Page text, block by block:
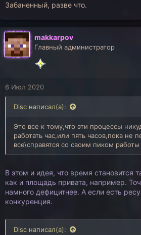
Забаненный, разве что.
makkarpov
Главный администратор
6 Июл 2020
Disc написал(а):
Это все к тому,что эти процессы
работать час,или пять часов,пока не
все\справятся со своим пиком работы
В этом и идея, что время становится
как и площадь привата, например.
намного дефицитнее. А если есть
конкуренция.
Disc написал(а):